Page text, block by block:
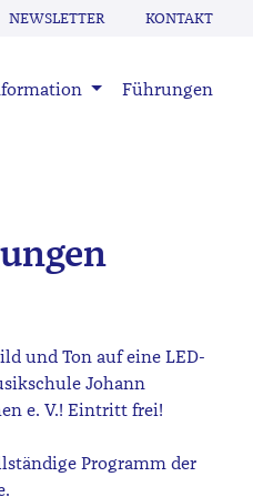
NEWSLETTER KONTAKT
Führungen
und Ton auf eine LED-
Johann
e. V.! Eintritt frei!
Programm der